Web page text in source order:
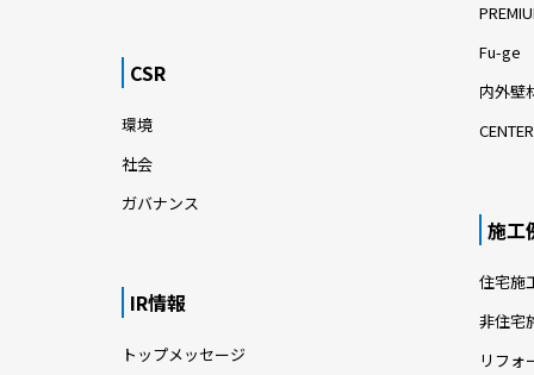
CSR
環境
社会
ガバナンス
IR情報
トップメッセージ
Fu-ge
内外壁
施工
住宅施
非住宅
リフォ